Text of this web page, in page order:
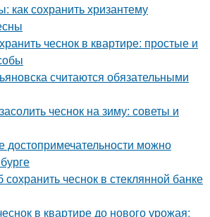
как сохранить хризантему
чеснок в квартире: простые и
считаются обязательными
чеснок на зиму: советы и
достопримечательности можно
чеснок в стеклянной банке
в квартире до нового урожая: